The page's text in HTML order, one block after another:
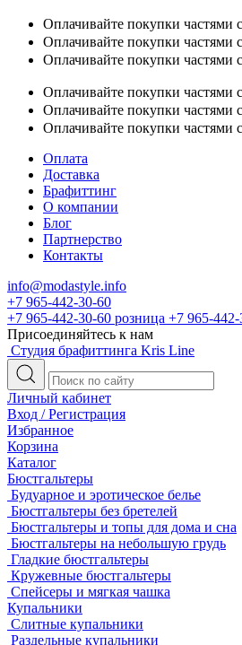
Оплачивайте покупки частями
Оплачивайте покупки частями
Оплачивайте покупки частями
Оплачивайте покупки частями
Оплачивайте покупки частями
Оплачивайте покупки частями
Оплата
Доставка
Брафиттинг
О компании
Блог
Партнерство
Контакты
info@modastyle.info
+7 965-442-30-60
+7 965-442-30-60 розница +7 965-
Присоединяйтесь к нам
Студия брафиттинга Kris Line
Личный кабинет
Вход / Регистрация
Избранное
Корзина
Каталог
Бюстгальтеры
Будуарное и эротическое белье
Бюстгальтеры без бретелей
Бюстгальтеры и топы для дома и сна
Бюстгальтеры на небольшую грудь
Гладкие бюстгальтеры
Кружевные бюстгальтеры
Спейсеры и мягкая чашка
Купальники
Слитные купальники
Раздельные купальники